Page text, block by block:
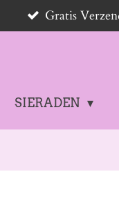
Gratis
SIERADEN